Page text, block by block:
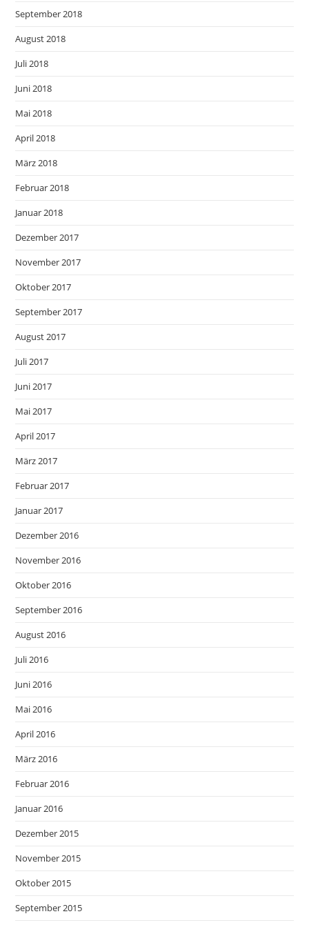
September 2018
August 2018
Juli 2018
Juni 2018
Mai 2018
April 2018
März 2018
Februar 2018
Januar 2018
Dezember 2017
November 2017
Oktober 2017
September 2017
August 2017
Juli 2017
Juni 2017
Mai 2017
April 2017
März 2017
Februar 2017
Januar 2017
Dezember 2016
November 2016
Oktober 2016
September 2016
August 2016
Juli 2016
Juni 2016
Mai 2016
April 2016
März 2016
Februar 2016
Januar 2016
Dezember 2015
November 2015
Oktober 2015
September 2015